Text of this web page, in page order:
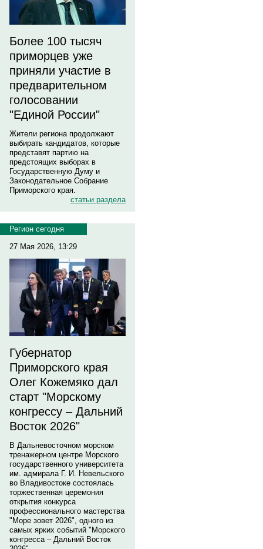
Более 100 тысяч
приморцев уже
приняли участие в
предварительном
голосовании
"Единой России"
Жители региона продолжают
выбирать кандидатов, которые
представят партию на
предстоящих выборах в
Государственную Думу и
Законодательное Собрание
Приморского края.
статьи раздела
Регион сегодня
27 Мая 2026, 13:29
Губернатор
Приморского края
Олег Кожемяко дал
старт "Морскому
конгрессу – Дальний
Восток 2026"
В Дальневосточном морском
тренажерном центре Морского
государственного университета
им. адмирала Г. И. Невельского
во Владивостоке состоялась
торжественная церемония
открытия конкурса
профессионального мастерства
"Море зовет 2026", одного из
самых ярких событий "Морского
конгресса – Дальний Восток